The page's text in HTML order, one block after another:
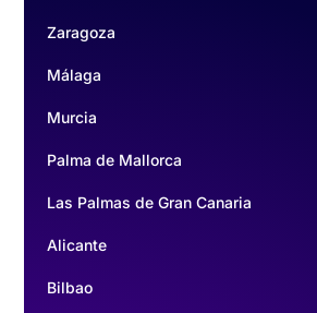
Zaragoza
Málaga
Murcia
Palma de Mallorca
Las Palmas de Gran Canaria
Alicante
Bilbao